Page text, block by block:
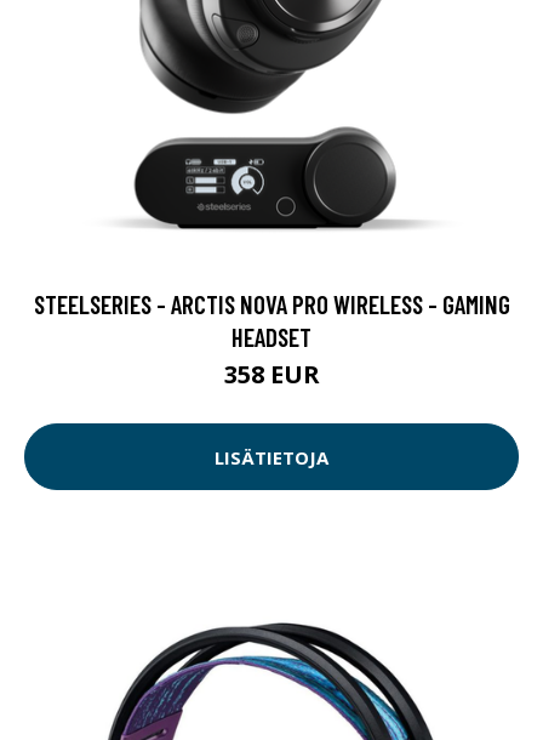
STEELSERIES - ARCTIS NOVA PRO WIRELESS - GAMING
HEADSET
358 EUR
LISÄTIETOJA